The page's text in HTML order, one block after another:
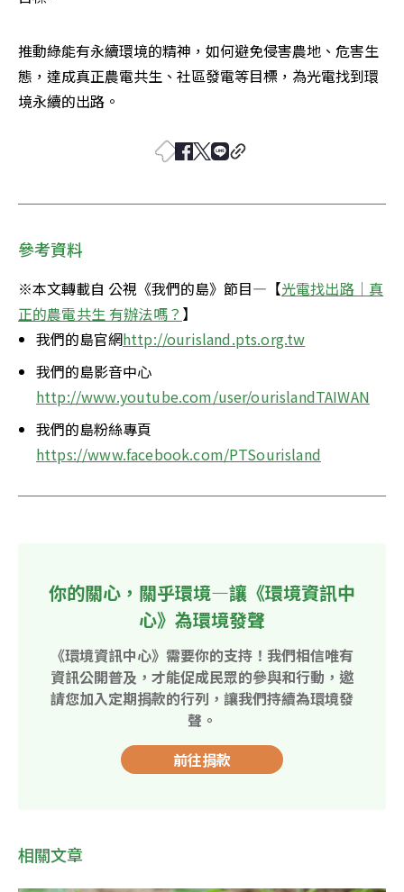
推動綠能有永續環境的精神，如何避免侵害農地、危害生
態，達成真正農電共生、社區發電等目標，為光電找到環
境永續的出路。
參考資料
※本文轉載自 公視《我們的島》節目—【光電找出路｜真
正的農電共生 有辦法嗎？ 】
我們的島官網http://ourisland.pts.org.tw
我們的島影音中心
http://www.youtube.com/user/ourislandTAIWAN
我們的島粉絲專頁
https://www.facebook.com/PTSourisland
你的關心，關乎環境—讓《環境資訊中
心》為環境發聲
《環境資訊中心》需要你的支持！我們相信唯有
資訊公開普及，才能促成民眾的參與和行動，邀
請您加入定期捐款的行列，讓我們持續為環境發
聲。
前往捐款
相關文章